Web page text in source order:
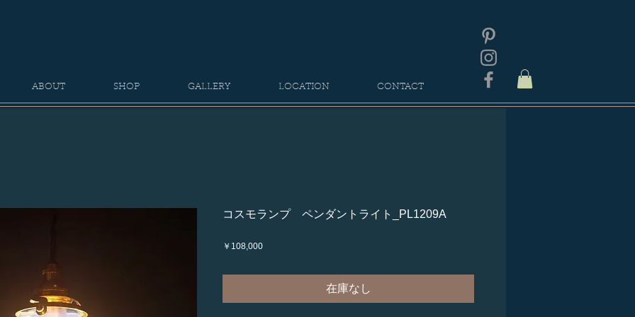
ABOUT SHOP GALLERY LOCATION CONTACT
コスモランプ ペンダントライト_PL1209A
￥108,000価
在庫なし